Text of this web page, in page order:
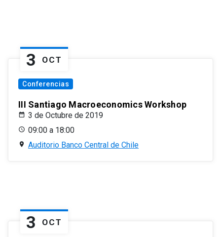
3 OCT
Conferencias
III Santiago Macroeconomics Workshop
3 de Octubre de 2019
09:00 a 18:00
Auditorio Banco Central de Chile
3 OCT